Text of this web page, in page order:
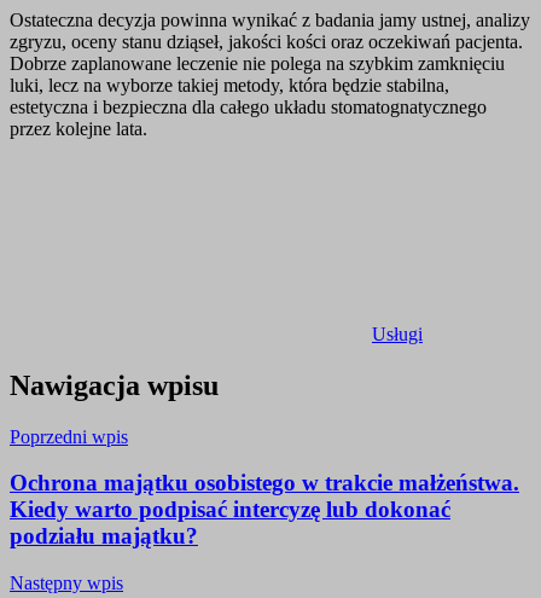
Ostateczna decyzja powinna wynikać z badania jamy ustnej, analizy
zgryzu, oceny stanu dziąseł, jakości kości oraz oczekiwań pacjenta.
Dobrze zaplanowane leczenie nie polega na szybkim zamknięciu
luki, lecz na wyborze takiej metody, która będzie stabilna,
estetyczna i bezpieczna dla całego układu stomatognatycznego
przez kolejne lata.
Usługi
Nawigacja wpisu
Poprzedni wpis
Ochrona majątku osobistego w trakcie małżeństwa.
Kiedy warto podpisać intercyzę lub dokonać
podziału majątku?
Następny wpis